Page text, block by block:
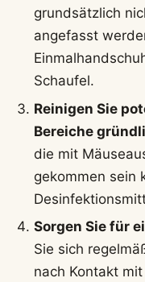
grundsätzlich
angefasst
Schaufel.
Reinigen Sie
Bereiche
die mit
gekommen sein
Sorgen Sie für
Sie sich
nach Kontakt